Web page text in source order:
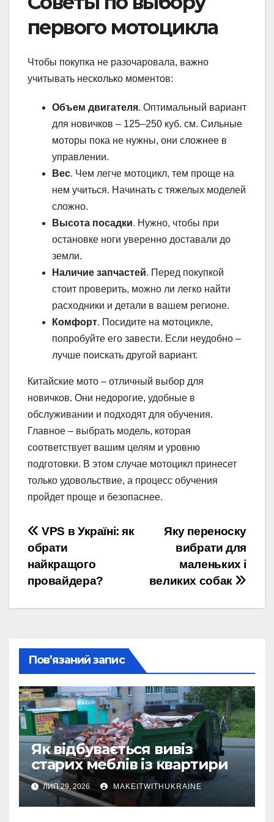
первого мотоцикла
Чтобы покупка не разочаровала, важно
учитывать несколько моментов:
Объем двигателя. Оптимальный вариант
для новичков – 125–250 куб. см. Сильные
моторы пока не нужны, они сложнее в
управлении.
Вес. Чем легче мотоцикл, тем проще на
нем учиться. Начинать с тяжелых моделей
сложно.
Высота посадки. Нужно, чтобы при
остановке ноги уверенно доставали до
земли.
Наличие запчастей. Перед покупкой
стоит проверить, можно ли легко найти
расходники и детали в вашем регионе.
Комфорт. Посидите на мотоцикле,
попробуйте его завести. Если неудобно –
лучше поискать другой вариант.
Китайские мото – отличный выбор для
новичков. Они недорогие, удобные в
обслуживании и подходят для обучения.
Главное – выбрать модель, которая
соответствует вашим целям и уровню
подготовки. В этом случае мотоцикл принесет
только удовольствие, а процесс обучения
пройдет проще и безопаснее.
Навігація
записів
Яку переноску
вибрати для
маленьких і
великих собак
VPS в Україні: як
обрати
найкращого
провайдера?
Пов’язаний запис
Як відбувається вивіз
старих меблів із квартири
ЛИП 29, 2026 MAKEITWITHUKRAINE